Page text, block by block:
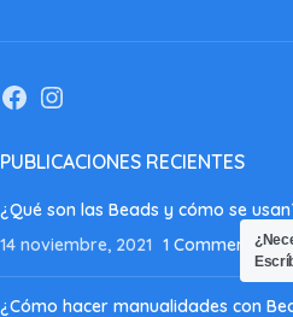
PUBLICACIONES RECIENTES
¿Qué son las Beads y cómo se
14 noviembre, 2021 1 Comment
¿Cómo hacer manualidades con